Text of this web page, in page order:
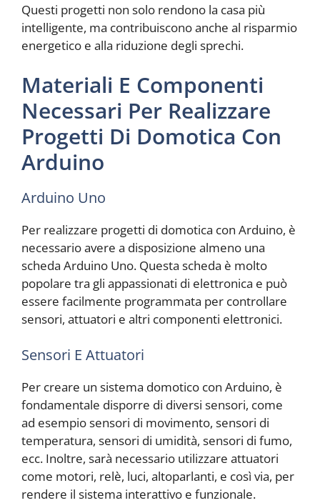
Questi progetti non solo rendono la casa più
intelligente, ma contribuiscono anche al risparmio
energetico e alla riduzione degli sprechi.
Materiali E Componenti
Necessari Per Realizzare
Progetti Di Domotica Con
Arduino
Arduino Uno
Per realizzare progetti di domotica con Arduino, è
necessario avere a disposizione almeno una
scheda Arduino Uno. Questa scheda è molto
popolare tra gli appassionati di elettronica e può
essere facilmente programmata per controllare
sensori, attuatori e altri componenti elettronici.
Sensori E Attuatori
Per creare un sistema domotico con Arduino, è
fondamentale disporre di diversi sensori, come
ad esempio sensori di movimento, sensori di
temperatura, sensori di umidità, sensori di fumo,
ecc. Inoltre, sarà necessario utilizzare attuatori
come motori, relè, luci, altoparlanti, e così via, per
rendere il sistema interattivo e funzionale.